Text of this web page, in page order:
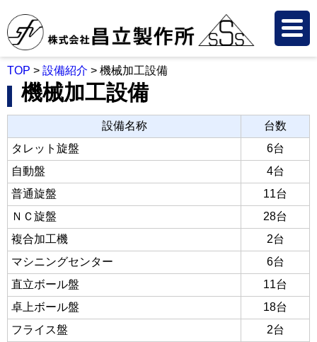
TOP > 設備紹介 > 機械加工設備
機械加工設備
設備名称
台数
タレット旋盤
6台
自動盤
4台
普通旋盤
11台
ＮＣ旋盤
28台
複合加工機
2台
マシニングセンター
6台
直立ボール盤
11台
卓上ボール盤
18台
フライス盤
2台